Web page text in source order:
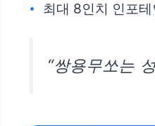
최대 8인치 인포
“쌍용무쏘는